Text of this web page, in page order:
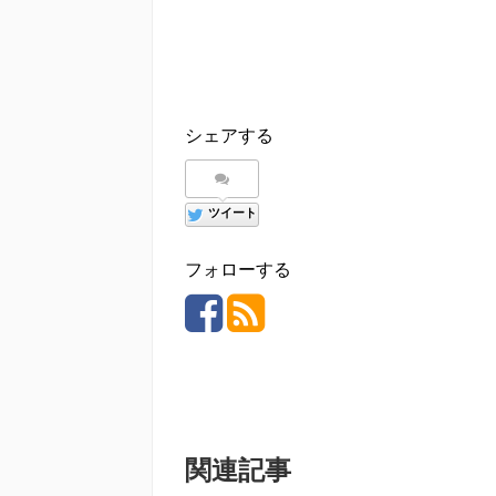
シェアする
ツイート
フォローする
関連記事